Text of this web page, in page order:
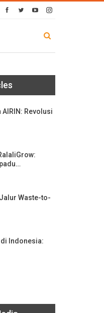
Revolusi
Waste-to-
Indonesia: